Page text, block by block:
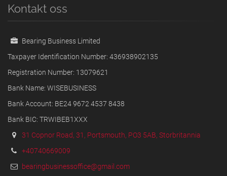
Kontakt oss
Bearing Business Limited
Taxpayer Identification Number: 436938902135
Registration Number: 13079621
Bank Name: WISEBUSINESS
Bank Account: BE24 9672 4537 8438
Bank BIC: TRWIBEB1XXX
31 Copnor Road, 31, Portsmouth, PO3 5AB, Storbritannia
+40740669009
bearingbusinessoffice@gmail.com